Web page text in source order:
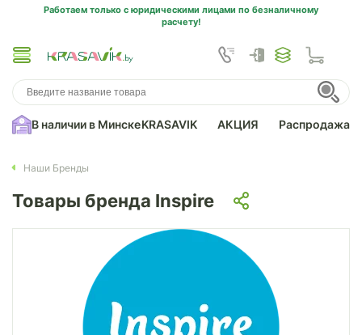
Работаем только с юридическими лицами по безналичному
расчету!
В наличии в МинскеKRASAVIK АКЦИЯ Распродажа
Наши Бренды
Товары бренда Inspire